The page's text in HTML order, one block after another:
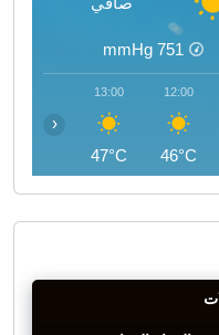
751
mmHg
12:00
46°C
13:00
47°C
‹